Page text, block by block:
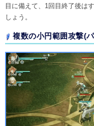
目に備えて、1回目終了後は
しょう。
複数の小円範囲攻撃(